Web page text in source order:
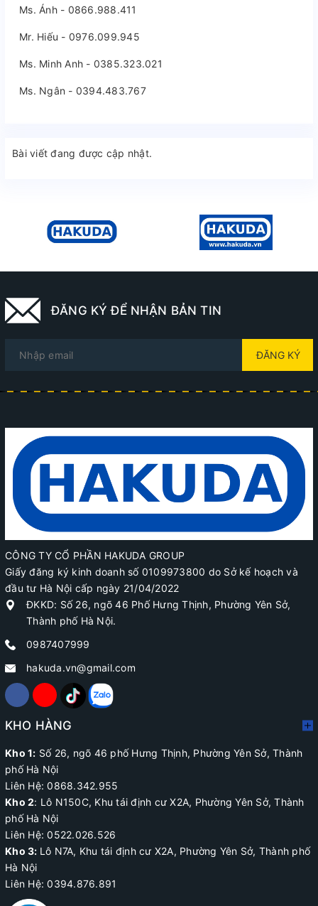
Ms. Ánh - 0866.988.411
Mr. Hiếu - 0976.099.945
Ms. Minh Anh - 0385.323.021
Ms. Ngân - 0394.483.767
Bài viết đang được cập nhật.
ĐĂNG KÝ ĐỂ NHẬN BẢN TIN
ĐĂNG KÝ
CÔNG TY CỔ PHẦN HAKUDA GROUP
Giấy đăng ký kinh doanh số 0109973800 do Sở kế hoạch và
đầu tư Hà Nội cấp ngày 21/04/2022
ĐKKD: Số 26, ngõ 46 Phố Hưng Thịnh, Phường Yên Sở,
Thành phố Hà Nội.
0987407999
hakuda.vn@gmail.com
KHO HÀNG
Kho 1: Số 26, ngõ 46 phố Hưng Thịnh, Phường Yên Sở, Thành
phố Hà Nội
Liên Hệ: 0868.342.955
Kho 2: Lô N150C, Khu tái định cư X2A, Phường Yên Sở, Thành
phố Hà Nội
Liên Hệ:0522.026.526
Kho 3: Lô N7A, Khu tái định cư X2A, Phường Yên Sở, Thành phố
Hà Nội
Liên Hệ: 0394.876.891